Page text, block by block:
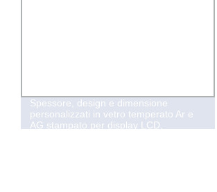
Spessore, design e dimensione
personalizzati in vetro temperato Ar e
AG stampato per display LCD,